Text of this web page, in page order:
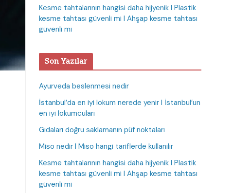
Kesme tahtalarının hangisi daha hijyenik I Plastik
kesme tahtası güvenli mi I Ahşap kesme tahtası
güvenli mi
Son Yazılar
Ayurveda beslenmesi nedir
İstanbul’da en iyi lokum nerede yenir I İstanbul’un
en iyi lokumcuları
Gıdaları doğru saklamanın püf noktaları
Miso nedir I Miso hangi tariflerde kullanılır
Kesme tahtalarının hangisi daha hijyenik I Plastik
kesme tahtası güvenli mi I Ahşap kesme tahtası
güvenli mi